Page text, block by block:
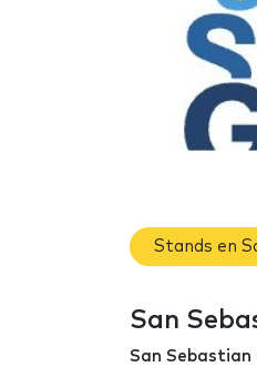
Stands en
San
San